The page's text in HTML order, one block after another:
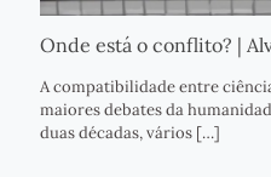
Onde está o conflito? |
A compatibilidade entre
maiores debates da
duas décadas, vários […]